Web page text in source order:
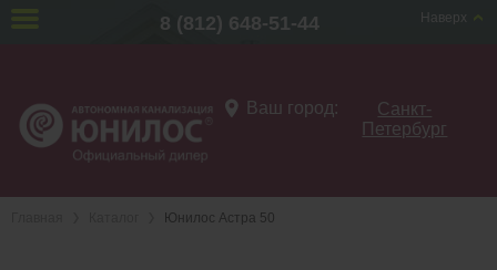
Ваш город:
Санкт-
Петербург
Юнилос Астра 50
Наверх
8 (812) 648-51-44